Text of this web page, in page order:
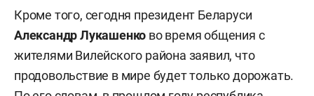
Кроме того, сегодня президент Беларуси
Александр Лукашенко во время общения с
жителями Вилейского района заявил, что
продовольствие в мире будет только дорожать.